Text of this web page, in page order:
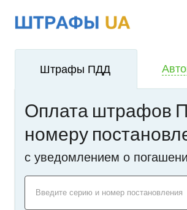
i!
Штрафы ПДД
Оплата штрафов
номеру
c уведомлением о
Введите серию и номер постановления